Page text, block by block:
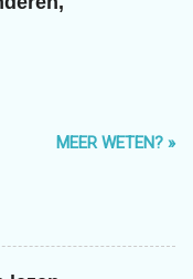
MEER WETEN? »